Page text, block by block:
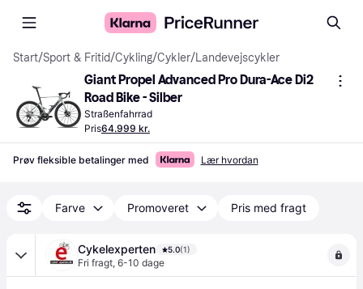
Start/Sport & Fritid/Cykling/Cykler/Landevejscykler
Giant Propel Advanced Pro Dura-Ace Di2
Road Bike - Silber
Straßenfahrrad
Pris64.999 kr.
Prøv fleksible betalinger med Lær hvordan
Farve Promoveret Pris med fragt
Cykelexperten 5.0(1)
Fri fragt, 6-10 dage